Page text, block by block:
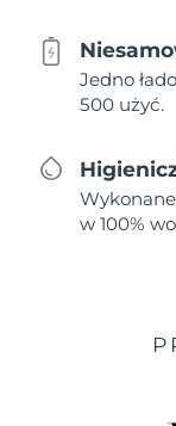
Jedno
500 użyć.
w 100%